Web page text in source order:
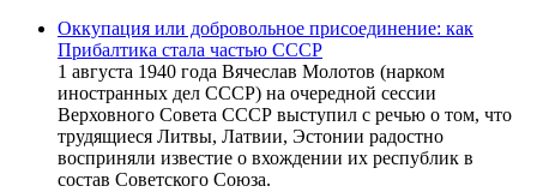
Оккупация или добровольное присоединение: как
Прибалтика стала частью СССР
1 августа 1940 года Вячеслав Молотов (нарком
иностранных дел СССР) на очередной сессии
Верховного Совета СССР выступил с речью о том, что
трудящиеся Литвы, Латвии, Эстонии радостно
восприняли известие о вхождении их республик в
состав Советского Союза.